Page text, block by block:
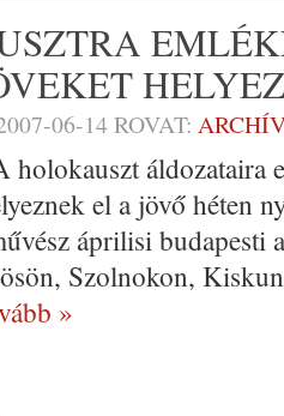
06-14ROVAT:
áldozataira
el a jövő héten
áprilisi budapesti
Szolnokon,
»